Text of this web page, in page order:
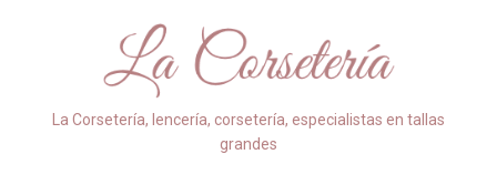
La Corsetería, lencería, corsetería, especialistas en tallas
grandes